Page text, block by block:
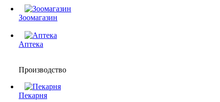
Зоомагазин
Аптека
Производство
Пекарня